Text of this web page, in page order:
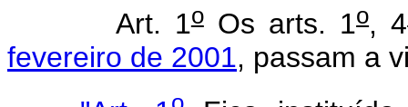
Art. 1oOs arts. 1o, 4
fevereiro de 2001, passam a